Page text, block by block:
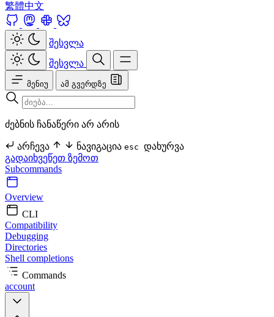
繁體中文
შესვლა
შესვლა
მენიუ ამ გვერდზე
ძებნის ჩანაწერი არ არის
არჩევა ნავიგაცია esc დახურვა
გადაიხვეწეთ ზემოთ
Subcommands
Overview
CLI
Compatibility
Debugging
Directories
Shell completions
Commands
account